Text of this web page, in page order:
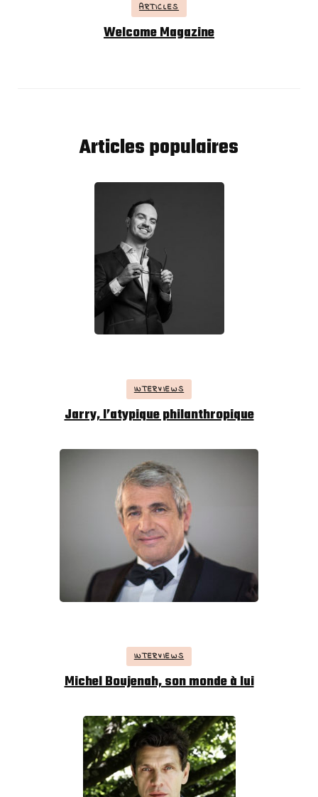
ARTICLES
Welcome Magazine
Articles populaires
INTERVIEWS
Jarry, l’atypique philanthropique
INTERVIEWS
Michel Boujenah, son monde à lui